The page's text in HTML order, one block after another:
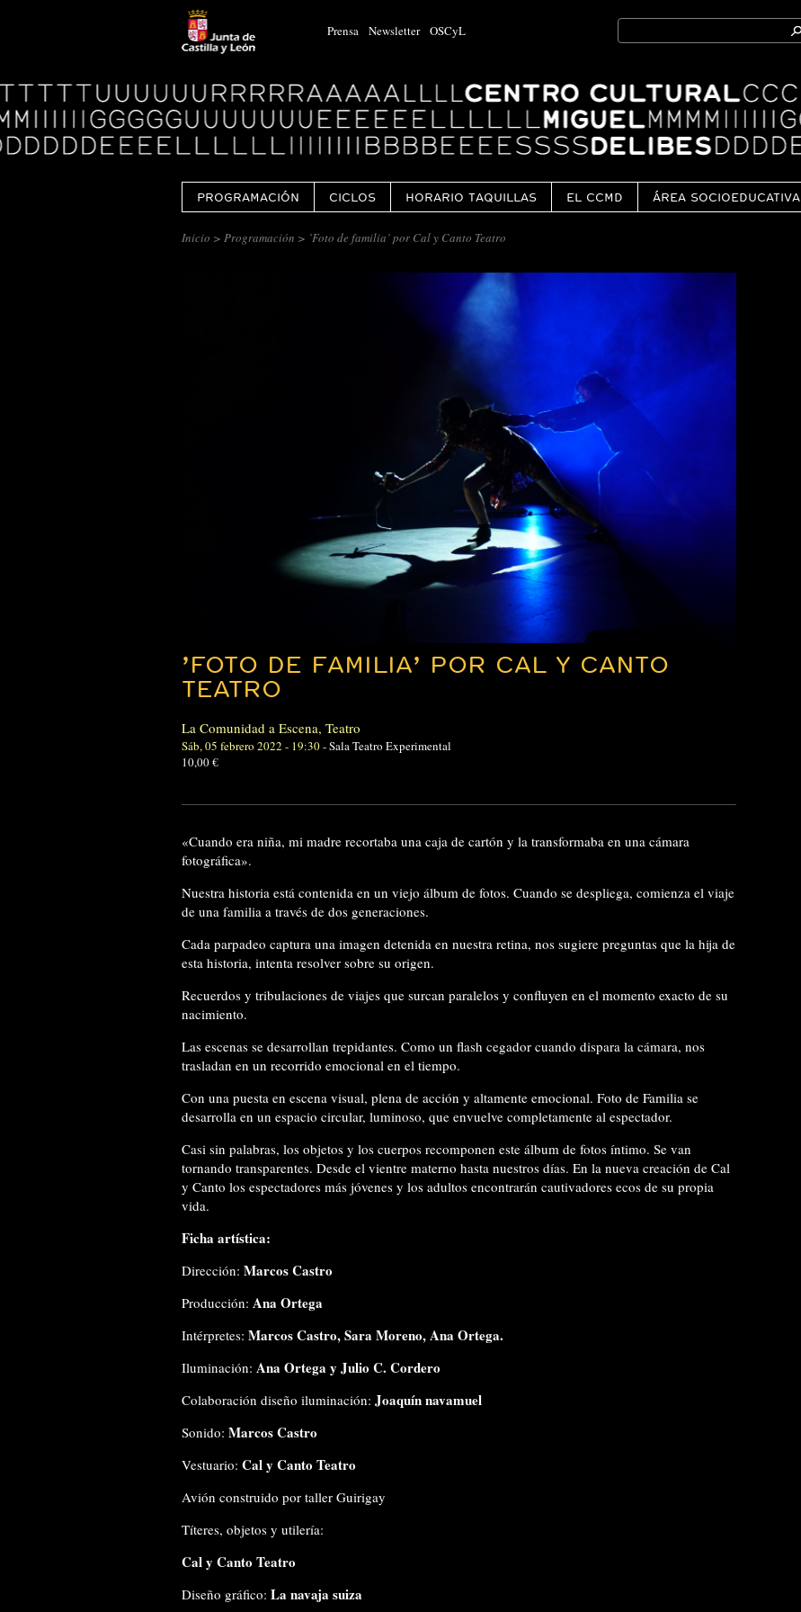
Prensa Newsletter OSCyL
Search
for:
Logo
Centro
Cultural
Miguel
Delibes
PROGRAMACIÓN CICLOS HORARIO TAQUILLAS EL CCMD ÁREA SOCIOEDUCATIVA
Inicio > Programación > ’Foto de familia’ por Cal y Canto Teatro
’FOTO DE FAMILIA’ POR CAL Y CANTO
TEATRO
La Comunidad a Escena, Teatro
Sáb, 05 febrero 2022 - 19:30-Sala Teatro Experimental
10,00 €
«Cuando era niña, mi madre recortaba una caja de cartón y la transformaba en una cámara
fotográfica».
Nuestra historia está contenida en un viejo álbum de fotos. Cuando se despliega, comienza el viaje
de una familia a través de dos generaciones.
Cada parpadeo captura una imagen detenida en nuestra retina, nos sugiere preguntas que la hija de
esta historia, intenta resolver sobre su origen.
Recuerdos y tribulaciones de viajes que surcan paralelos y confluyen en el momento exacto de su
nacimiento.
Las escenas se desarrollan trepidantes. Como un flash cegador cuando dispara la cámara, nos
trasladan en un recorrido emocional en el tiempo.
Con una puesta en escena visual, plena de acción y altamente emocional. Foto de Familia se
desarrolla en un espacio circular, luminoso, que envuelve completamente al espectador.
Casi sin palabras, los objetos y los cuerpos recomponen este álbum de fotos íntimo. Se van
tornando transparentes. Desde el vientre materno hasta nuestros días. En la nueva creación de Cal
y Canto los espectadores más jóvenes y los adultos encontrarán cautivadores ecos de su propia
vida.
Ficha artística:
Dirección: Marcos Castro
Producción: Ana Ortega
Intérpretes: Marcos Castro, Sara Moreno, Ana Ortega.
Iluminación: Ana Ortega y Julio C. Cordero
Colaboración diseño iluminación: Joaquín navamuel
Sonido: Marcos Castro
Vestuario: Cal y Canto Teatro
Avión construido por taller Guirigay
Títeres, objetos y utilería:
Cal y Canto Teatro
Diseño gráfico: La navaja suiza